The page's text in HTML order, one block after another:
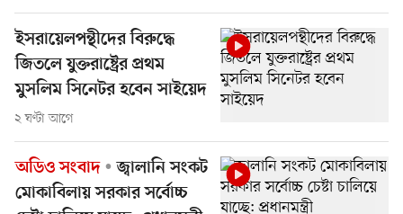
ইসরায়েলপন্থীদের বিরুদ্ধে
জিতলে যুক্তরাষ্ট্রের প্রথম
মুসলিম সিনেটর হবেন সাইয়েদ
২ ঘণ্টা আগে
অডিও সংবাদ
জ্বালানি সংকট
মোকাবিলায় সরকার সর্বোচ্চ